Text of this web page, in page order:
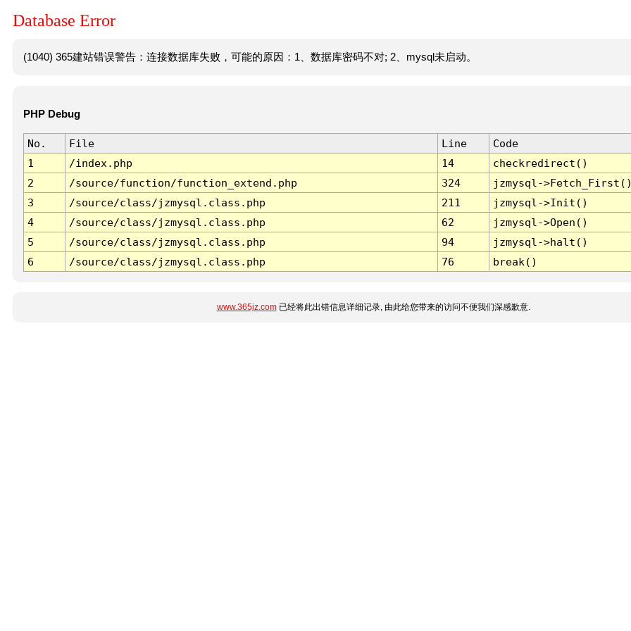
Database Error
(1040) 365建站错误警告：连接数据库失败，可能的原因：1、数据库密码不对; 2、mysql未启动。
PHP Debug
No. File Line
Code
1
/index.php 14
checkredirect()
2
/source/function/function_extend.php 324
jzmysql-
3
/source/class/jzmysql.class.php 211
jzmysql->Init()
4
/source/class/jzmysql.class.php 62
jzmysql->Open()
5
/source/class/jzmysql.class.php 94
jzmysql->halt()
6
/source/class/jzmysql.class.php 76 break()
www.365jz.com已经将此出错信息详细记录, 由此给您带来的访问不便我们深感歉意.